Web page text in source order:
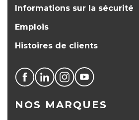
Informations sur la sécurité
Emplois
Histoires de clients
NOS MARQUES